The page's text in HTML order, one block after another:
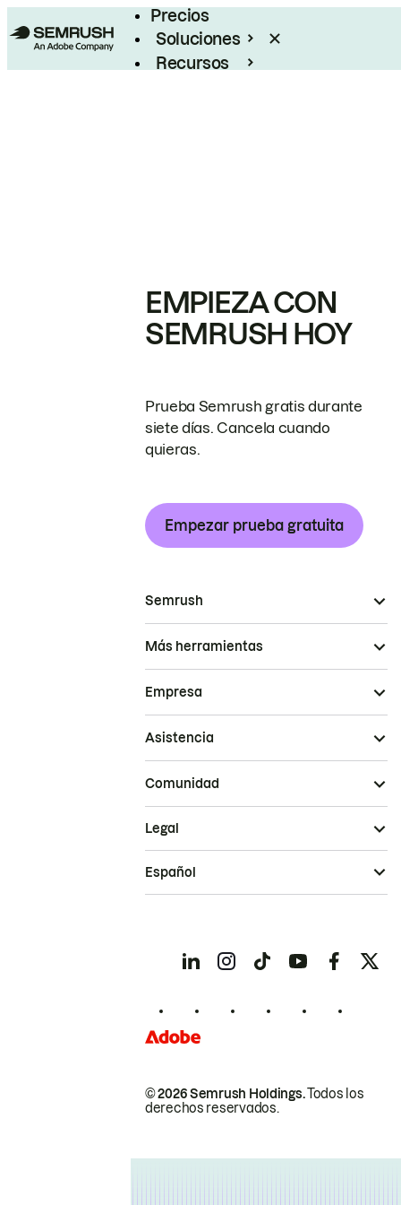
Precios
Soluciones
Recursos
EMPIEZA CON
SEMRUSH HOY
Prueba Semrush gratis durante
siete días. Cancela cuando
quieras.
Empezar prueba gratuita
Semrush
Más herramientas
Empresa
Asistencia
Comunidad
© 2026 Semrush Holdings.Todos los
derechos reservados.
Legal
Español